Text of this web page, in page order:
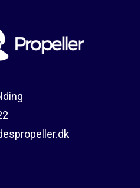
Om reparation
Guides